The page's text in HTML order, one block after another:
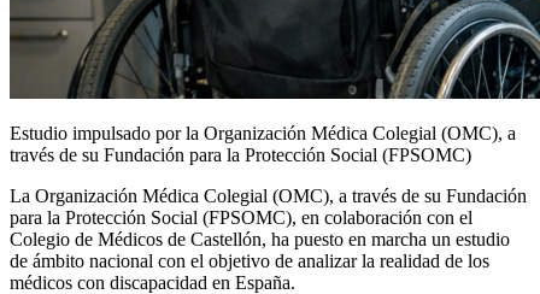
Estudio impulsado por la Organización Médica Colegial (OMC), a
través de su Fundación para la Protección Social (FPSOMC)
La Organización Médica Colegial (OMC), a través de su Fundación
para la Protección Social (FPSOMC), en colaboración con el
Colegio de Médicos de Castellón, ha puesto en marcha un estudio
de ámbito nacional con el objetivo de analizar la realidad de los
médicos con discapacidad en España.